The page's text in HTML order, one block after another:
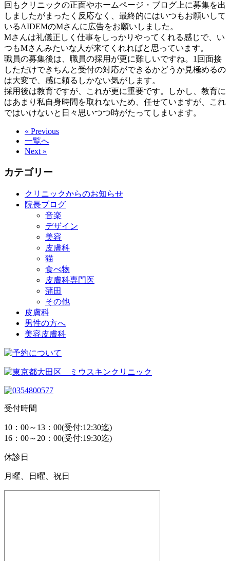
回もクリニックの正面やホームページ・ブログ上に募集を出
しましたがまったく反応なく、最終的にはいつもお願いして
いるAIDEMのMさんに広告をお願いしました。
Mさんは礼儀正しく仕事をしっかりやってくれる感じで、い
つもMさんみたいな人が来てくれればと思っています。
職員の募集後は、職員の採用が更に難しいですね。1回面接
しただけできちんと受付の対応ができるかどうか見極めるの
は大変で、感に頼るしかない気がします。
採用後は教育ですが、これが更に重要です。しかし、教育に
はあまり私自身時間を取れないため、任せていますが、これ
ではいけないと日々思いつつ時がたってしまいます。
« Previous
一覧へ
Next »
カテゴリー
クリニックからのお知らせ
院長ブログ
音楽
デザイン
美容
皮膚科
猫
食べ物
皮膚科専門医
蒲田
その他
皮膚科
男性の方へ
美容皮膚科
受付時間
10：00～13：00(受付:12:30迄)
16：00～20：00(受付:19:30迄)
休診日
月曜、日曜、祝日